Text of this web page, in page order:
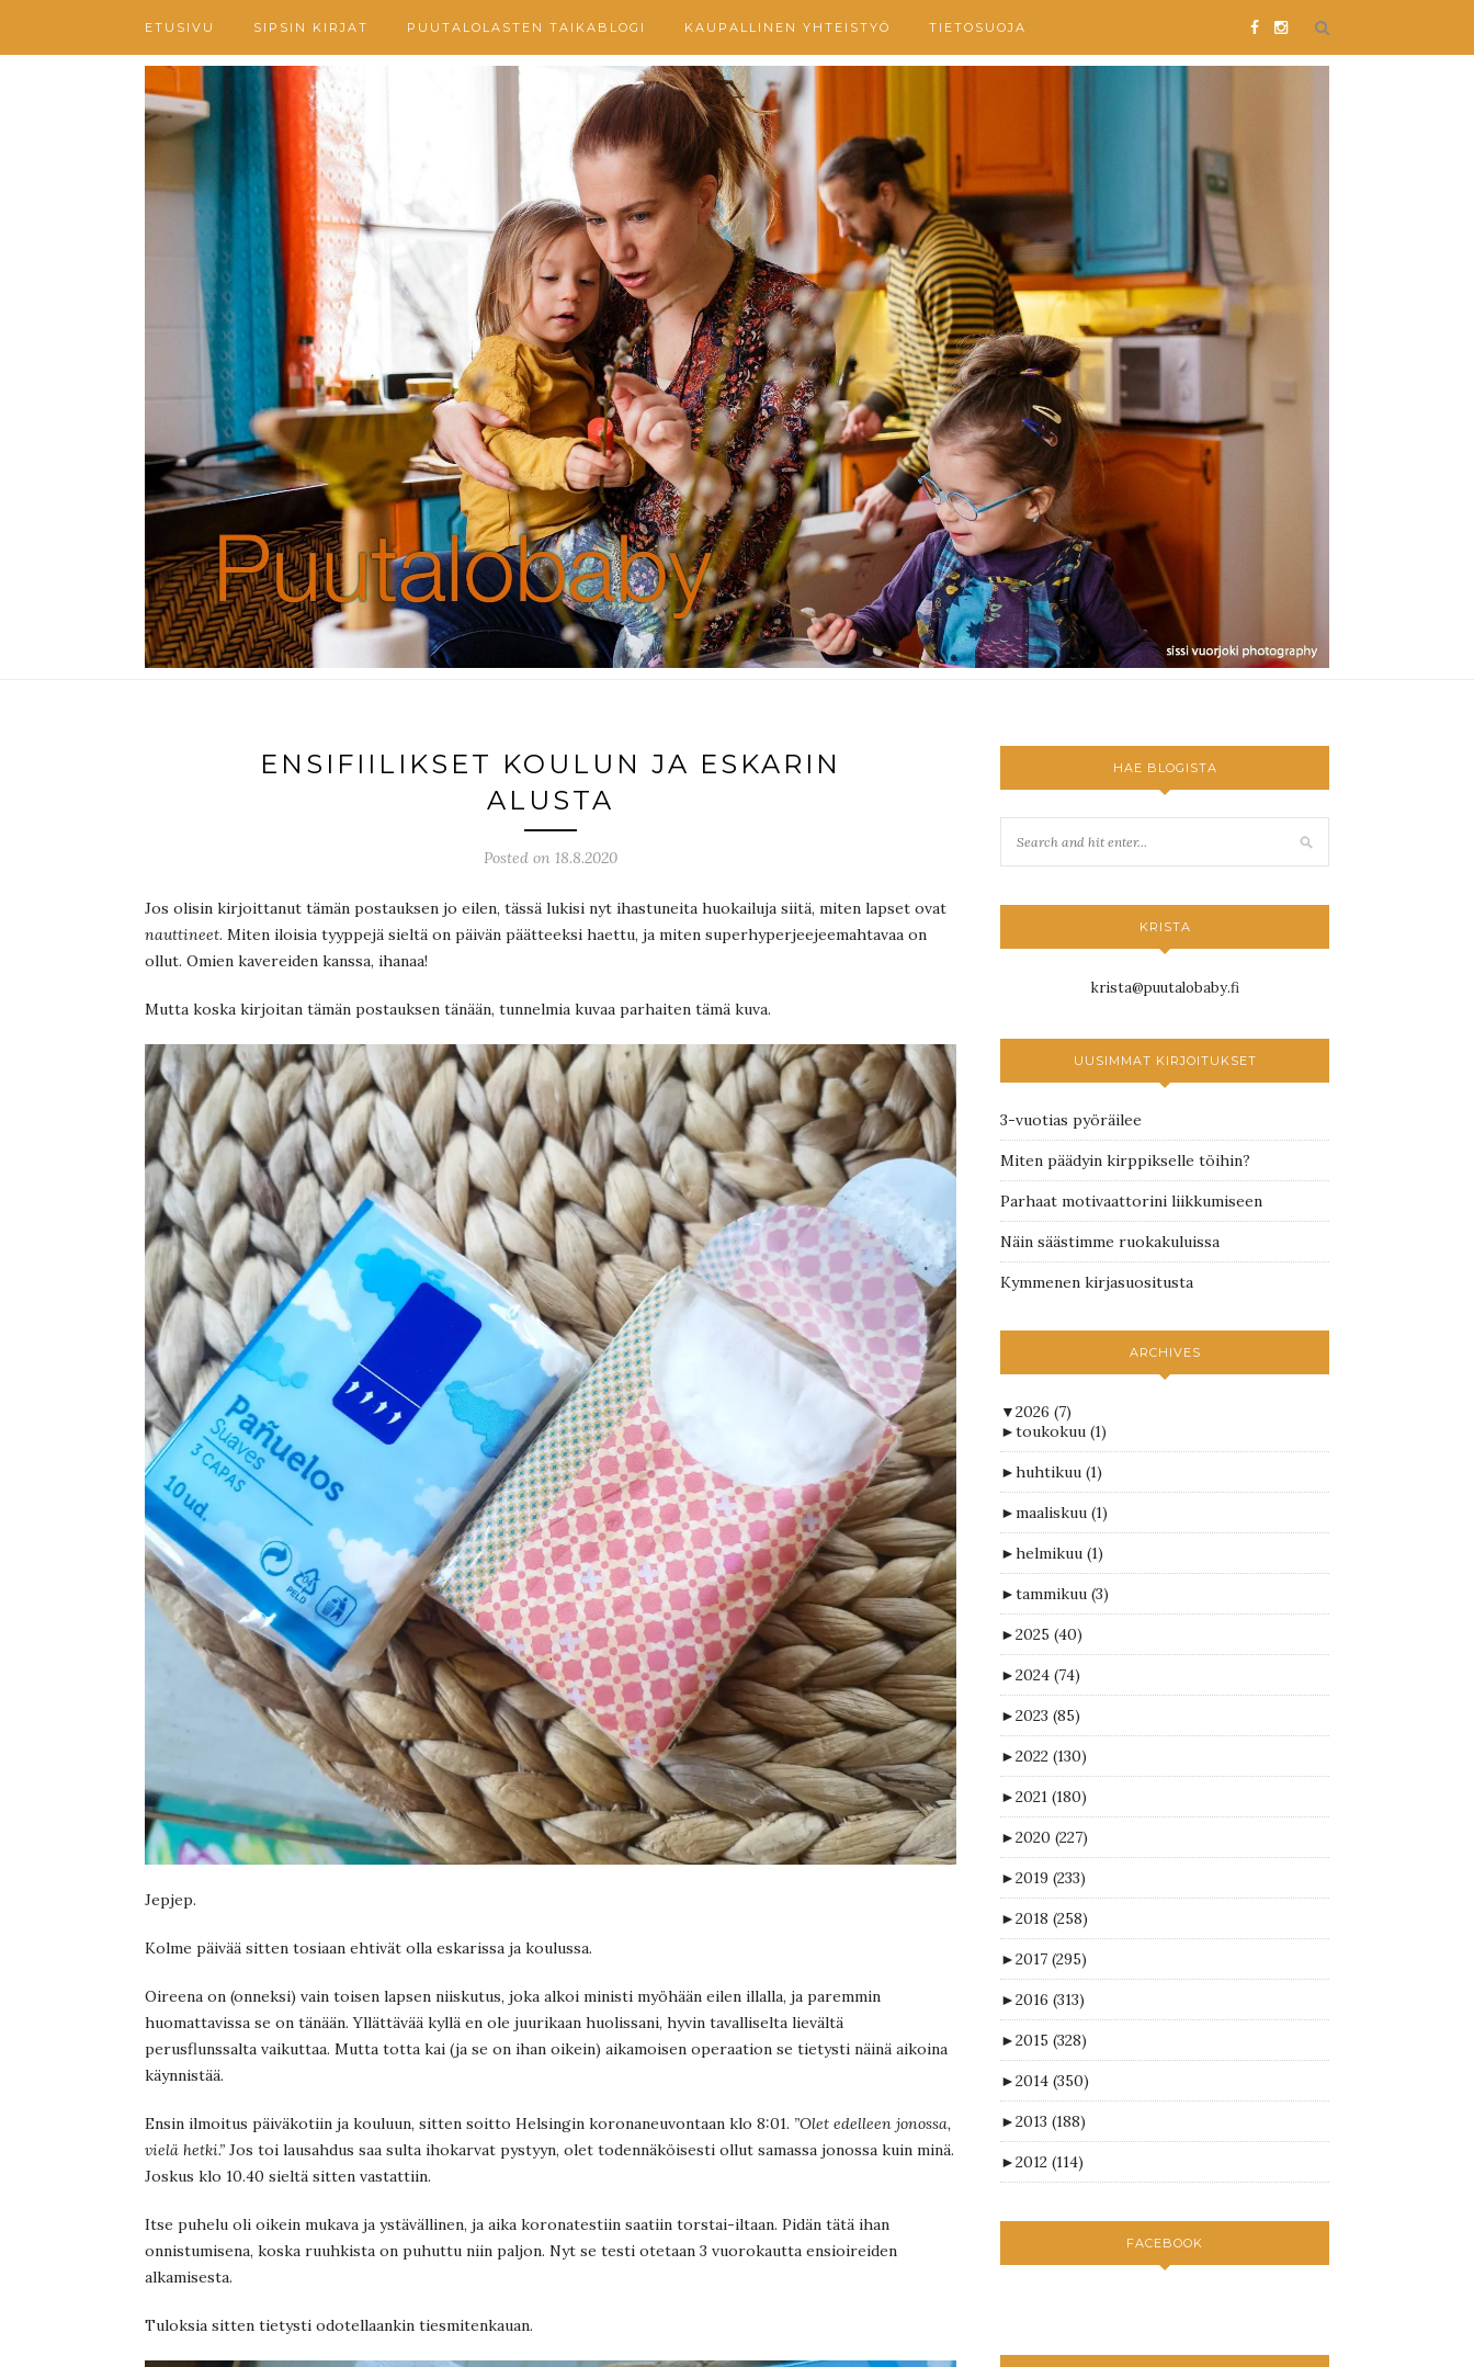
ETUSIVU SIPSIN KIRJAT PUUTALOLASTEN TAIKABLOGI KAUPALLINEN YHTEISTYÖ TIETOSUOJA
ENSIFIILIKSET KOULUN JA ESKARIN
ALUSTA
Posted on 18.8.2020
Jos olisin kirjoittanut tämän postauksen jo eilen, tässä lukisi nyt ihastuneita huokailuja siitä, miten lapset ovat
nauttineet. Miten iloisia tyyppejä sieltä on päivän päätteeksi haettu, ja miten superhyperjeejeemahtavaa on
ollut. Omien kavereiden kanssa, ihanaa!
Mutta koska kirjoitan tämän postauksen tänään, tunnelmia kuvaa parhaiten tämä kuva.
Jepjep.
Kolme päivää sitten tosiaan ehtivät olla eskarissa ja koulussa.
Oireena on (onneksi) vain toisen lapsen niiskutus, joka alkoi ministi myöhään eilen illalla, ja paremmin
huomattavissa se on tänään. Yllättävää kyllä en ole juurikaan huolissani, hyvin tavalliselta lievältä
perusflunssalta vaikuttaa. Mutta totta kai (ja se on ihan oikein) aikamoisen operaation se tietysti näinä aikoina
käynnistää.
Ensin ilmoitus päiväkotiin ja kouluun, sitten soitto Helsingin koronaneuvontaan klo 8:01. ”Olet edelleen jonossa,
vielä hetki.” Jos toi lausahdus saa sulta ihokarvat pystyyn, olet todennäköisesti ollut samassa jonossa kuin minä.
Joskus klo 10.40 sieltä sitten vastattiin.
Itse puhelu oli oikein mukava ja ystävällinen, ja aika koronatestiin saatiin torstai-iltaan. Pidän tätä ihan
onnistumisena, koska ruuhkista on puhuttu niin paljon. Nyt se testi otetaan 3 vuorokautta ensioireiden
alkamisesta.
Tuloksia sitten tietysti odotellaankin tiesmitenkauan.
HAE BLOGISTA
KRISTA
krista@puutalobaby.fi
UUSIMMAT KIRJOITUKSET
3-vuotias pyöräilee
Miten päädyin kirppikselle töihin?
Parhaat motivaattorini liikkumiseen
Näin säästimme ruokakuluissa
Kymmenen kirjasuositusta
ARCHIVES
▼2026 (7)
►toukokuu (1)
►huhtikuu (1)
►maaliskuu (1)
►helmikuu (1)
►tammikuu (3)
►2025 (40)
►2024 (74)
►2023 (85)
►2022 (130)
►2021 (180)
►2020 (227)
►2019 (233)
►2018 (258)
►2017 (295)
►2016 (313)
►2015 (328)
►2014 (350)
►2013 (188)
►2012 (114)
FACEBOOK